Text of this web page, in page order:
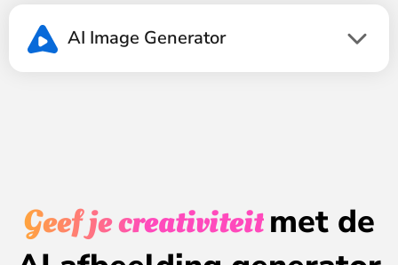
AI Image Generator
Geef je creativiteitmet de